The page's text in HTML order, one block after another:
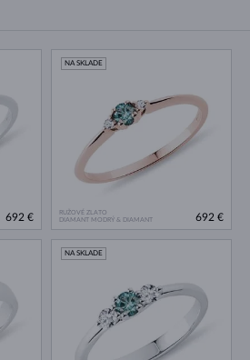
692 €
RUŽOVÉ ZLATO
DIAMANT MODRÝ & DIAMANT
NA SKLADE
692 €
NA SKLADE